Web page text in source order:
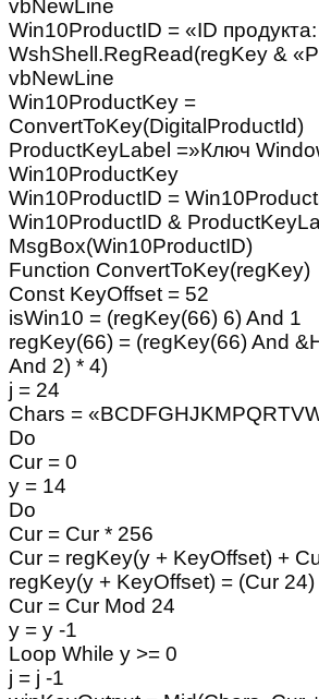
vbNewLine
Win10ProductID = «ID
WshShell.RegRead(regKey &
vbNewLine
Win10ProductKey =
ConvertToKey(DigitalProductId)
ProductKeyLabel =»Ключ
Win10ProductKey
Win10ProductID =
Win10ProductID &
MsgBox(Win10ProductID)
Function ConvertToKey(regKey)
Const KeyOffset = 52
isWin10 = (regKey(66) 6) And 1
regKey(66) = (regKey(66) And
And 2) * 4)
j = 24
Chars =
Do
Cur = 0
y = 14
Do
Cur = Cur * 256
Cur = regKey(y + KeyOffset) +
regKey(y + KeyOffset) = (Cur 24)
Cur = Cur Mod 24
y = y -1
Loop While y >= 0
j = j -1